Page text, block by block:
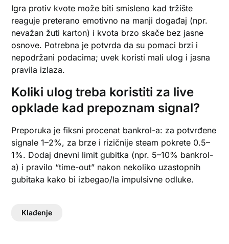
Igra protiv kvote može biti smisleno kad tržište
reaguje preterano emotivno na manji događaj (npr.
nevažan žuti karton) i kvota brzo skače bez jasne
osnove. Potrebna je potvrda da su pomaci brzi i
nepodržani podacima; uvek koristi mali ulog i jasna
pravila izlaza.
Koliki ulog treba koristiti za live
opklade kad prepoznam signal?
Preporuka je fiksni procenat bankrol-a: za potvrđene
signale 1–2%, za brze i rizičnije steam pokrete 0.5–
1%. Dodaj dnevni limit gubitka (npr. 5–10% bankrol-
a) i pravilo “time-out” nakon nekoliko uzastopnih
gubitaka kako bi izbegao/la impulsivne odluke.
Klađenje